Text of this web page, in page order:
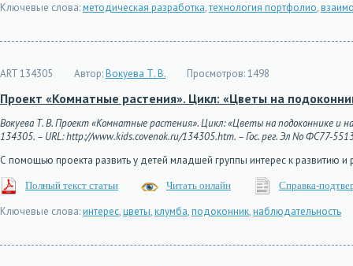
Ключевые слова:методическая разработка,технология портфолио,
ART 134305 Автор:Вокуева Т. В. Просмотров:1498
Проект «Комнатные растения». Цикл: «Цветы на
Вокуева Т. В. Проект «Комнатные растения». Цикл: «Цветы на подоконнике и
134305. – URL: http://www.kids.covenok.ru/134305.htm. – Гос. рег. Эл No ФС77-
С помощью проекта развить у детей младшей группы интерес к развитию и
Полный текст статьи Читать онлайн Справка-
Ключевые слова:интерес,цветы,клумба,подоконник,наблюдательность